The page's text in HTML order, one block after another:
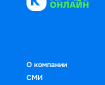
О компании
СМИ